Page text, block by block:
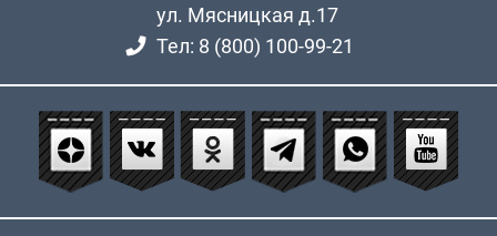
ул. Мясницкая д.17
Тел: 8 (800) 100-99-21